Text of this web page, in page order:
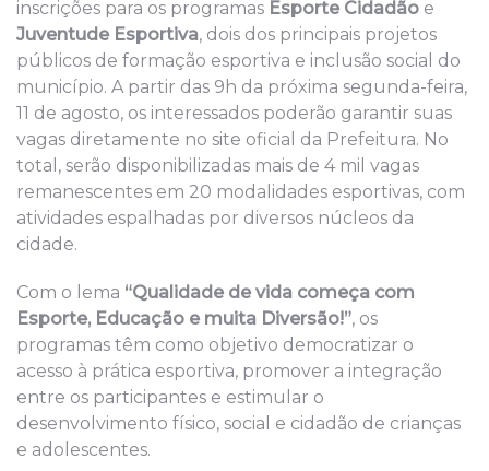
inscrições para os programas Esporte Cidadão e
Juventude Esportiva, dois dos principais projetos
públicos de formação esportiva e inclusão social do
município. A partir das 9h da próxima segunda-feira,
11 de agosto, os interessados poderão garantir suas
vagas diretamente no site oficial da Prefeitura. No
total, serão disponibilizadas mais de 4 mil vagas
remanescentes em 20 modalidades esportivas, com
atividades espalhadas por diversos núcleos da
cidade.
Com o lema “Qualidade de vida começa com
Esporte, Educação e muita Diversão!”, os
programas têm como objetivo democratizar o
acesso à prática esportiva, promover a integração
entre os participantes e estimular o
desenvolvimento físico, social e cidadão de crianças
e adolescentes.